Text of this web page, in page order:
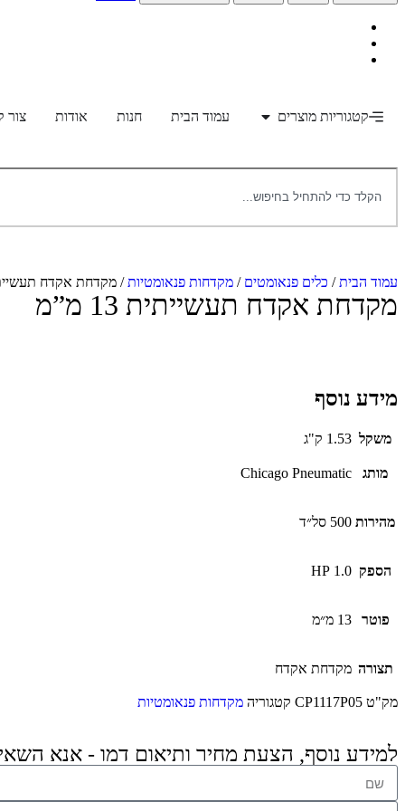
קטגוריות מוצרים עמוד הבית חנות אודות צור
עמוד הבית/ כלים פנאומטים / מקדחות פנאומטיות/ מקדחת אקדח תעשייתית
מקדחת אקדח תעשייתית 13 מ”מ
מידע נוסף
משקל 1.53 ק"ג
מותג Chicago Pneumatic
מהירות 500 סל״ד
הספק 1.0 HP
פוטר 13 מ״מ
תצורה מקדחת אקדח
מק"ט CP1117P05 קטגוריה מקדחות פנאומטיות
למידע נוסף, הצעת מחיר ותיאום דמו - אנא